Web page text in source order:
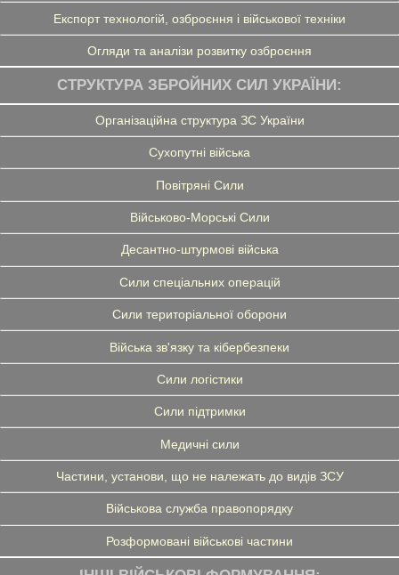
Експорт технологій, озброєння і військової техніки
Огляди та аналізи розвитку озброєння
СТРУКТУРА ЗБРОЙНИХ СИЛ УКРАЇНИ:
Організаційна структура ЗС України
Сухопутні війська
Повітряні Сили
Військово-Морські Сили
Десантно-штурмові війська
Сили спеціальних операцій
Сили територіальної оборони
Війська зв'язку та кібербезпеки
Сили логістики
Сили підтримки
Медичні сили
Частини, установи, що не належать до видів ЗСУ
Військова служба правопорядку
Розформовані військові частини